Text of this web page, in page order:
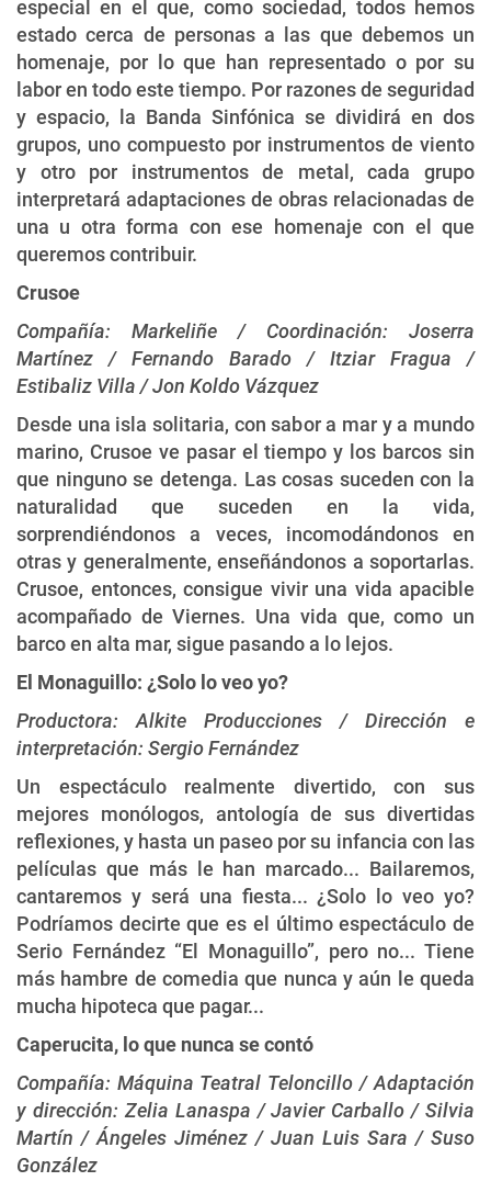
especial en el que, como sociedad, todos hemos
estado cerca de personas a las que debemos un
homenaje, por lo que han representado o por su
labor en todo este tiempo. Por razones de seguridad
y espacio, la Banda Sinfónica se dividirá en dos
grupos, uno compuesto por instrumentos de viento
y otro por instrumentos de metal, cada grupo
interpretará adaptaciones de obras relacionadas de
una u otra forma con ese homenaje con el que
queremos contribuir.
Crusoe
Compañía: Markeliñe / Coordinación: Joserra
Martínez / Fernando Barado / Itziar Fragua /
Estibaliz Villa / Jon Koldo Vázquez
Desde una isla solitaria, con sabor a mar y a mundo
marino, Crusoe ve pasar el tiempo y los barcos sin
que ninguno se detenga. Las cosas suceden con la
naturalidad que suceden en la vida,
sorprendiéndonos a veces, incomodándonos en
otras y generalmente, enseñándonos a soportarlas.
Crusoe, entonces, consigue vivir una vida apacible
acompañado de Viernes. Una vida que, como un
barco en alta mar, sigue pasando a lo lejos.
El Monaguillo: ¿Solo lo veo yo?
Productora: Alkite Producciones / Dirección e
interpretación: Sergio Fernández
Un espectáculo realmente divertido, con sus
mejores monólogos, antología de sus divertidas
reflexiones, y hasta un paseo por su infancia con las
películas que más le han marcado... Bailaremos,
cantaremos y será una fiesta... ¿Solo lo veo yo?
Podríamos decirte que es el último espectáculo de
Serio Fernández “El Monaguillo”, pero no... Tiene
más hambre de comedia que nunca y aún le queda
mucha hipoteca que pagar...
Caperucita, lo que nunca se contó
Compañía: Máquina Teatral Teloncillo / Adaptación
y dirección: Zelia Lanaspa / Javier Carballo / Silvia
Martín / Ángeles Jiménez / Juan Luis Sara / Suso
González